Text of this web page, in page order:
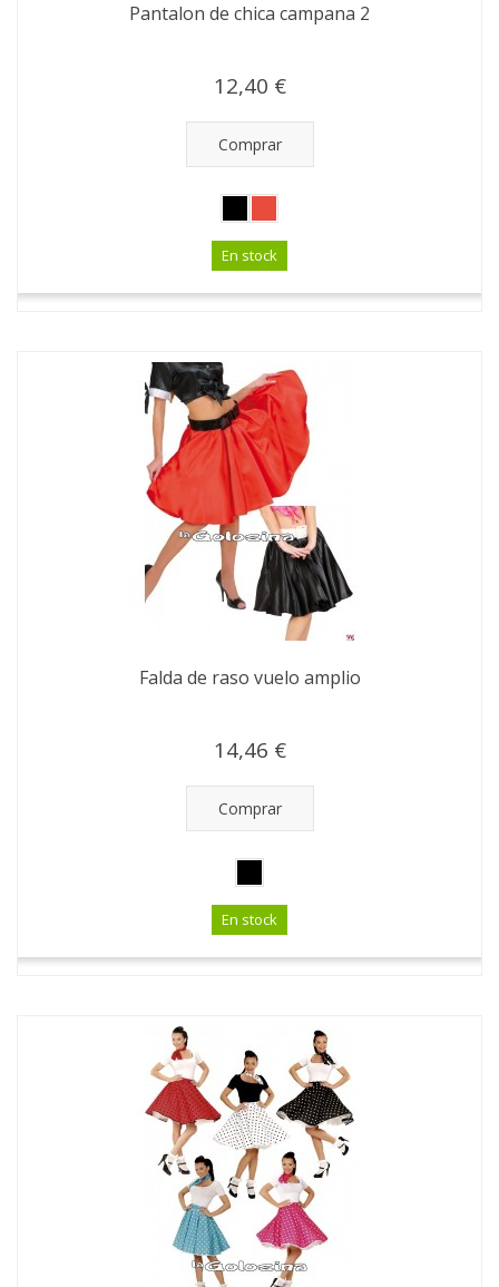
Pantalon de chica campana 2
12,40 €
Comprar
En stock
Falda de raso vuelo amplio
14,46 €
Comprar
En stock